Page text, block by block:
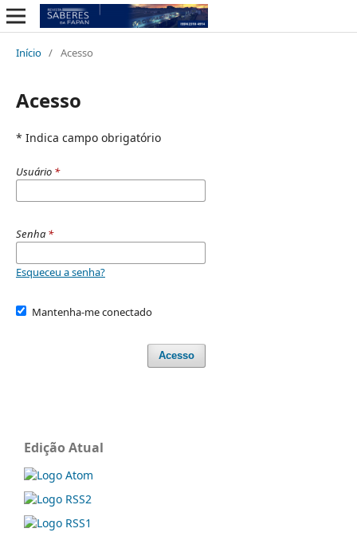
Início / Acesso
Acesso
* Indica campo obrigatório
Usuário *
Senha *
Esqueceu a senha?
Mantenha-me conectado
Acesso
Edição Atual